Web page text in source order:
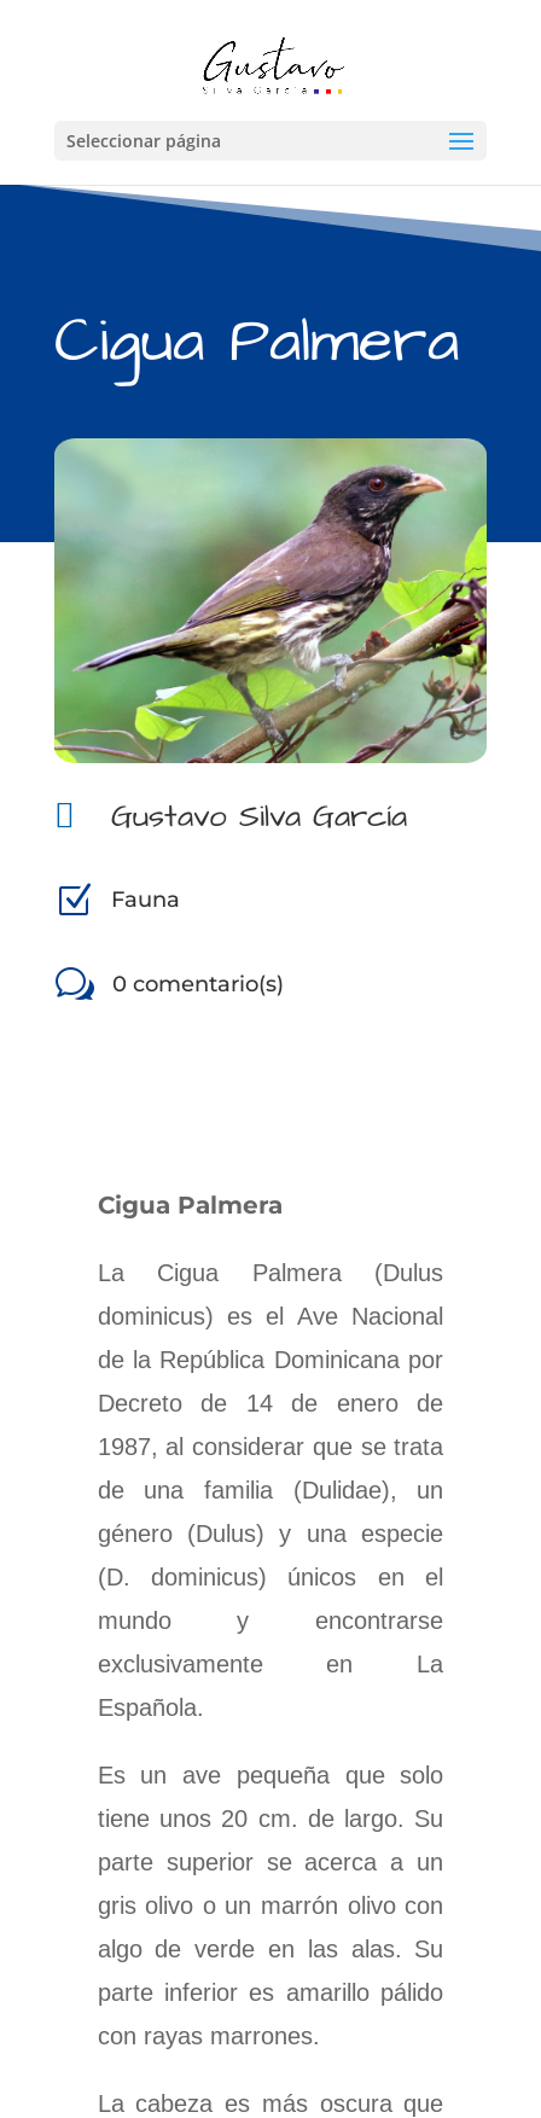
Seleccionar página
Cigua Palmera
 Gustavo Silva García
Z Fauna
w 0 comentario(s)
Cigua Palmera
La Cigua Palmera​ (Dulus
dominicus) es el Ave Nacional
de la República Dominicana por
Decreto de 14 de enero de
1987, al considerar que se trata
de una familia (Dulidae), un
género (Dulus) y una especie
(D. dominicus) únicos en el
mundo y encontrarse
exclusivamente en La
Española.
Es un ave pequeña que solo
tiene unos 20 cm. de largo. Su
parte superior se acerca a un
gris olivo o un marrón olivo con
algo de verde en las alas. Su
parte inferior es amarillo pálido
con rayas marrones.
La cabeza es más oscura que